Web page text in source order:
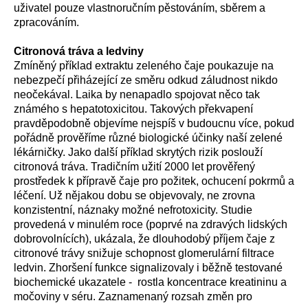
uživatel pouze vlastnoručním pěstováním, sběrem a
zpracováním.
Citronová tráva a ledviny
Zmíněný příklad extraktu zeleného čaje poukazuje na
nebezpečí přiházející ze směru odkud záludnost nikdo
neočekával. Laika by nenapadlo spojovat něco tak
známého s hepatotoxicitou. Takových překvapení
pravděpodobně objevíme nejspíš v budoucnu více, pokud
pořádně prověříme různé biologické účinky naší zelené
lékárničky. Jako další příklad skrytých rizik poslouží
citronová tráva. Tradičním užití 2000 let prověřený
prostředek k přípravě čaje pro požitek, ochucení pokrmů a
léčení. Už nějakou dobu se objevovaly, ne zrovna
konzistentní, náznaky možné nefrotoxicity. Studie
provedená v minulém roce (poprvé na zdravých lidských
dobrovolnících), ukázala, že dlouhodobý příjem čaje z
citronové trávy snižuje schopnost glomerulární filtrace
ledvin. Zhoršení funkce signalizovaly i běžně testované
biochemické ukazatele - rostla koncentrace kreatininu a
močoviny v séru. Zaznamenaný rozsah změn pro